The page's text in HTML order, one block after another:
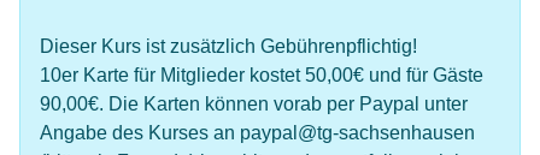
Dieser Kurs ist zusätzlich Gebührenpflichtig!
10er Karte für Mitglieder kostet 50,00€ und für Gäste
90,00€. Die Karten können vorab per Paypal unter
Angabe des Kurses an paypal@tg-sachsenhausen